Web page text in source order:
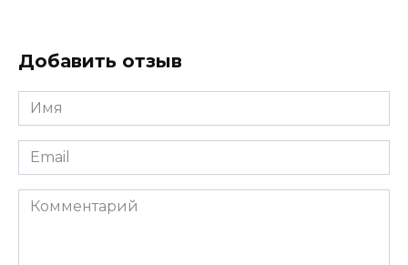
Добавить отзыв
Имя
*
Email
*
Комментарий